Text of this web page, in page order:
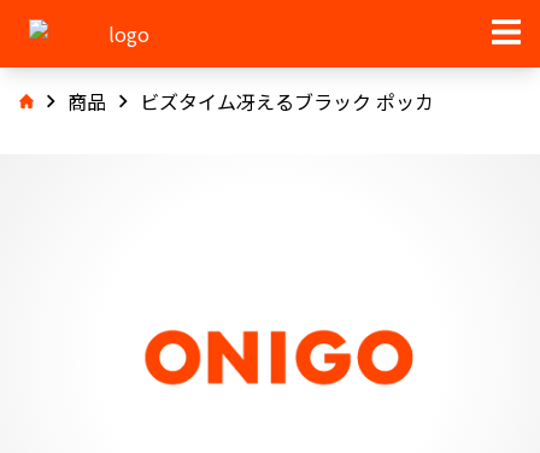
商品 ビズタイム冴えるブラック ポッカ